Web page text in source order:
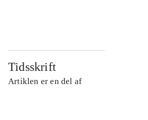
Tidsskrift
Artiklen er en del af